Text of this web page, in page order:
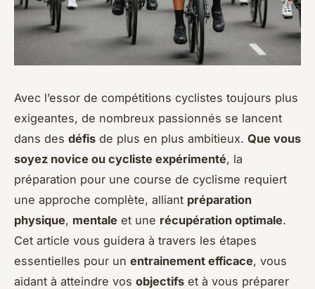
Avec l’essor de compétitions cyclistes toujours plus
exigeantes, de nombreux passionnés se lancent
dans des défis de plus en plus ambitieux. Que vous
soyez novice ou cycliste expérimenté, la
préparation pour une course de cyclisme requiert
une approche complète, alliant préparation
physique, mentale et une récupération optimale.
Cet article vous guidera à travers les étapes
essentielles pour un entrainement efficace, vous
aidant à atteindre vos objectifs et à vous préparer